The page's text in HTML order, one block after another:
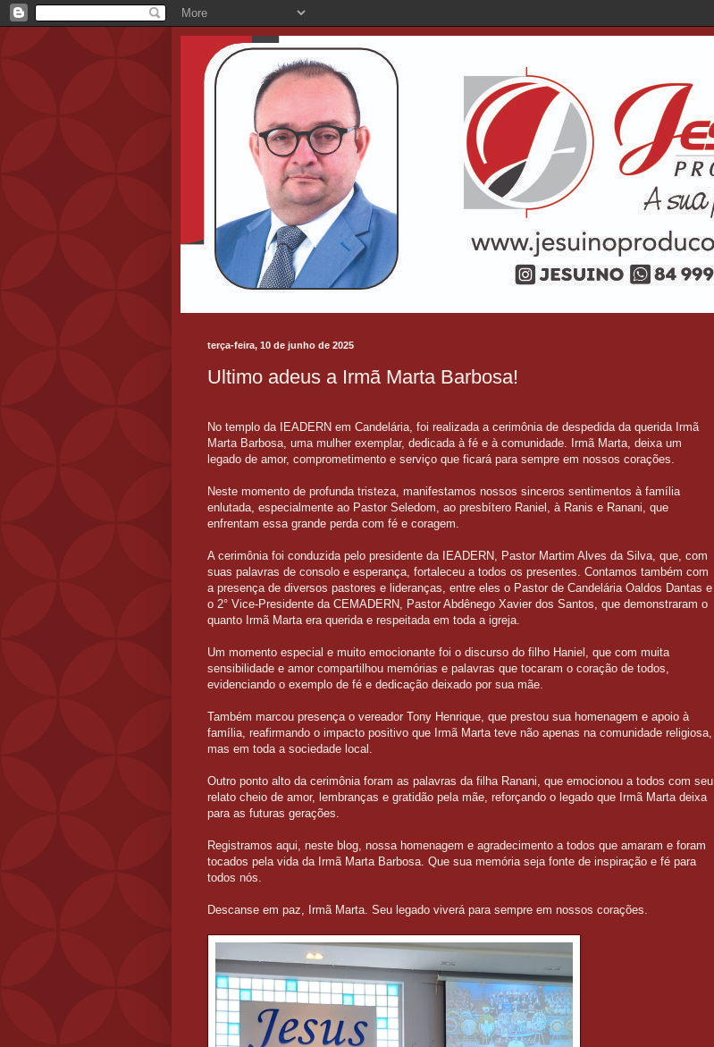
terça-feira, 10 de junho de 2025
Ultimo adeus a Irmã Marta Barbosa!
No templo da IEADERN em Candelária, foi realizada a cerimônia de despedida da querida Irmã
Marta Barbosa, uma mulher exemplar, dedicada à fé e à comunidade. Irmã Marta, deixa um
legado de amor, comprometimento e serviço que ficará para sempre em nossos corações.
Neste momento de profunda tristeza, manifestamos nossos sinceros sentimentos à família
enlutada, especialmente ao Pastor Seledom, ao presbítero Raniel, à Ranis e Ranani, que
enfrentam essa grande perda com fé e coragem.
A cerimônia foi conduzida pelo presidente da IEADERN, Pastor Martim Alves da Silva, que, com
suas palavras de consolo e esperança, fortaleceu a todos os presentes. Contamos também com
a presença de diversos pastores e lideranças, entre eles o Pastor de Candelária Oaldos Dantas e
o 2° Vice-Presidente da CEMADERN, Pastor Abdênego Xavier dos Santos, que demonstraram o
quanto Irmã Marta era querida e respeitada em toda a igreja.
Um momento especial e muito emocionante foi o discurso do filho Haniel, que com muita
sensibilidade e amor compartilhou memórias e palavras que tocaram o coração de todos,
evidenciando o exemplo de fé e dedicação deixado por sua mãe.
Também marcou presença o vereador Tony Henrique, que prestou sua homenagem e apoio à
família, reafirmando o impacto positivo que Irmã Marta teve não apenas na comunidade religiosa,
mas em toda a sociedade local.
Outro ponto alto da cerimônia foram as palavras da filha Ranani, que emocionou a todos com seu
relato cheio de amor, lembranças e gratidão pela mãe, reforçando o legado que Irmã Marta deixa
para as futuras gerações.
Registramos aqui, neste blog, nossa homenagem e agradecimento a todos que amaram e foram
tocados pela vida da Irmã Marta Barbosa. Que sua memória seja fonte de inspiração e fé para
todos nós.
Descanse em paz, Irmã Marta. Seu legado viverá para sempre em nossos corações.